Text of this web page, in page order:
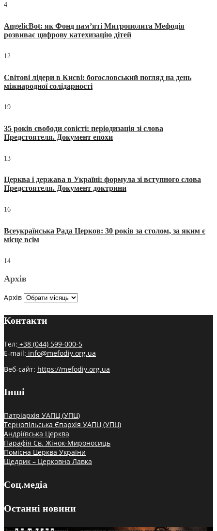
4
AngelicBot: як Фонд пам’яті Митрополита Мефодія
розвиває цифрову катехизацію дітей
12
Світові лідери в Києві: богословський погляд на день
міжнародної солідарності
19
35 років свободи совісті: періодизація зі слова
Предстоятеля. Документ епохи
13
Церква і держава в Україні: формула зі вступного слова
Предстоятеля. Документ доктрини
16
Всеукраїнська Рада Церков: 30 років за столом, за яким є
місце всім
14
Архів
Архів
Контакти
Тел: +38 (044) 599-000-5
E-mail: info@mefodiy.org.ua
Веб-сайт: https://mefodiy.org.ua
Інші
Патріархія УАПЦ (УПЦ)
Тернопільська Єпархія УАПЦ (УПЦ)
Андріївська Церква
Парафія Св. Жінок-Мироносиць
Помісна Церква України
Щедрик – Церковна Лавка
Соц.медіа
Останні новини